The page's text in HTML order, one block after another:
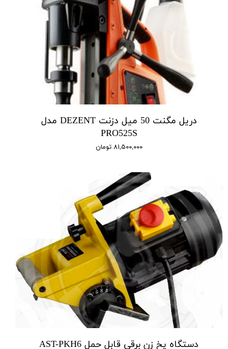
دریل مگنت 50 میل دزنت DEZENT مدل
PRO525S
۸۱,۵۰۰,۰۰۰ تومان
دستگاه پخ زن برقی قابل حمل AST-PKH6